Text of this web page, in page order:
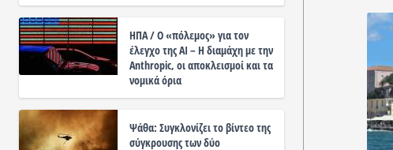
ΗΠΑ / Ο «πόλεμος» για τον
έλεγχο της ΑΙ – Η διαμάχη με την
Anthropic, οι αποκλεισμοί και τα
νομικά όρια
Ψάθα: Συγκλονίζει το βίντεο της
σύγκρουσης των δύο